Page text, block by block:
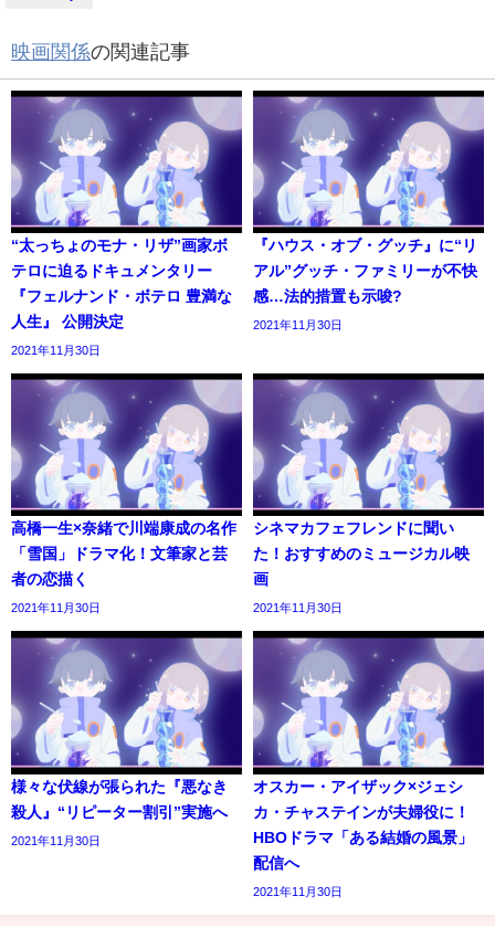
映画関係の関連記事
“太っちょのモナ・リザ”画家ボ
テロに迫るドキュメンタリー
『フェルナンド・ボテロ 豊満な
人生』 公開決定
2021年11月30日
『ハウス・オブ・グッチ』に“リ
アル”グッチ・ファミリーが不快
感…法的措置も示唆?
2021年11月30日
高橋一生×奈緒で川端康成の名作
「雪国」ドラマ化！文筆家と芸
者の恋描く
2021年11月30日
シネマカフェフレンドに聞い
た！おすすめのミュージカル映
画
2021年11月30日
様々な伏線が張られた『悪なき
殺人』“リピーター割引”実施へ
2021年11月30日
オスカー・アイザック×ジェシ
カ・チャステインが夫婦役に！
HBOドラマ「ある結婚の風景」
配信へ
2021年11月30日